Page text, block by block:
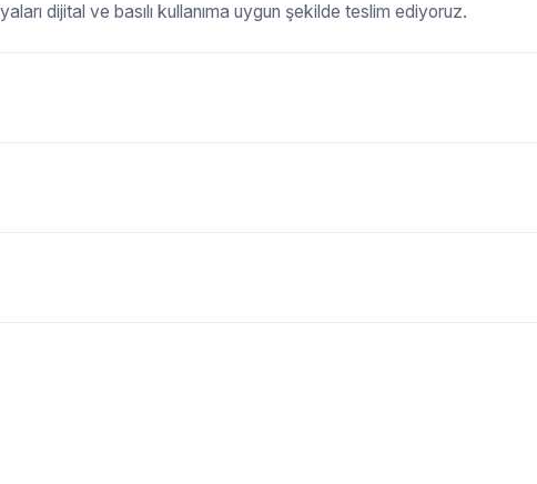
dijital ve basılı kullanıma uygun şekilde teslim ediyoruz.